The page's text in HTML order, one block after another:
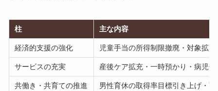
柱 主な内容
経済的支援の強化 児童手当の所得制限撤廃・対象拡
サービスの充実 産後ケア拡充・一時預かり・病児
共働き・共育ての推進 男性育休の取得率目標引き上げ・